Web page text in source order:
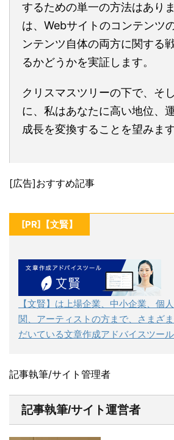
するための単一の方法はあり
は、Webサイトのコンテンツ
ンテンツ自体の両方に関する
るかどうかを実証します。
クリスマスツリーの下で、そ
に、私はあなたに高い地位、
成長を変換することを望みます
[広告]おすすめ記事
[PR]【文賢】
【文賢】は上場企業、中小企業、個
関、アーティストの方まで、さまざ
だいている文章作成アドバイスツー
記事執筆/サイト管理者
記事執筆/サイト運営者